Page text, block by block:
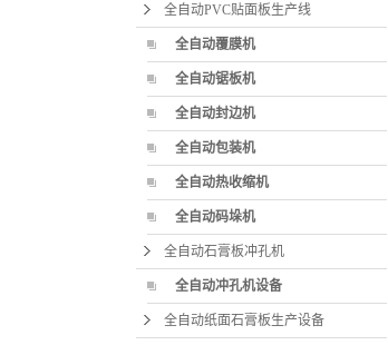
修边机
全自动PVC贴面板生产线
全自动覆膜机
全自动锯板机
全自动封边机
全自动包装机
全自动热收缩机
全自动码垛机
全自动石膏板冲孔机
全自动冲孔机设备
全自动纸面石膏板生产设备